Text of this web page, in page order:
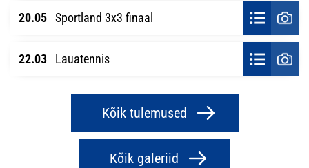
20.05 Sportland 3x3 finaal
22.03 Lauatennis
Kõik tulemused
Kõik galeriid